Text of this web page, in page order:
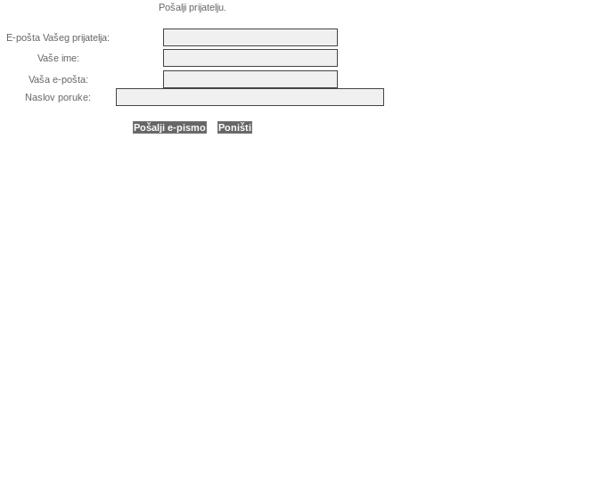
Pošalji prijatelju.
E-pošta Vašeg prijatelja:
Vaše ime:
Vaša e-pošta:
Naslov poruke: